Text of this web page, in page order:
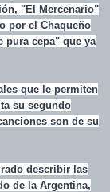
"El Mercenario"
por el Chaqueño
pura cepa" que ya
que le permiten
su segundo
son de su
describir las
de la Argentina,